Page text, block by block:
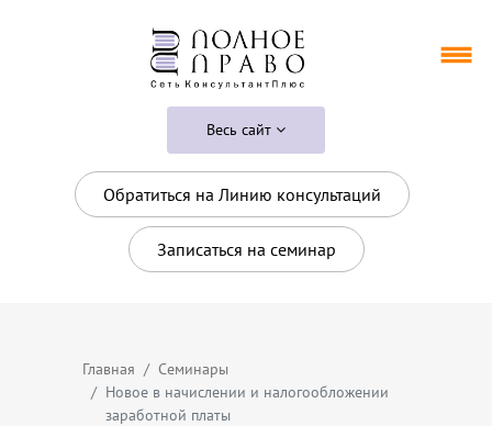
Весь сайт
Обратиться на Линию консультаций
Записаться на семинар
Главная
Семинары
Новое в начислении и налогообложении
заработной платы